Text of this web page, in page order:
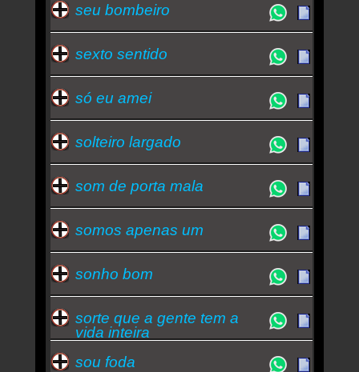
seu bombeiro
sexto sentido
só eu amei
solteiro largado
som de porta mala
somos apenas um
sonho bom
sorte que a gente tem a
vida inteira
sou foda